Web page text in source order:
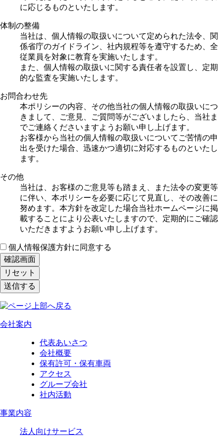
に応じるものといたします。
体制の整備
当社は、個人情報の取扱いについて定められた法令、関
係省庁のガイドライン、社内規程等を遵守するため、全
従業員を対象に教育を実施いたします。
また、個人情報の取扱いに関する責任者を設置し、定期
的な監査を実施いたします。
お問合わせ先
本ポリシーの内容、その他当社の個人情報の取扱いにつ
きまして、ご意見、ご質問等がございましたら、当社ま
でご連絡くださいますようお願い申し上げます。
お客様から当社の個人情報の取扱いについてご苦情の申
出を受けた場合、迅速かつ適切に対応するものといたし
ます。
その他
当社は、お客様のご意見等も踏まえ、また法令の変更等
に伴い、本ポリシーを必要に応じて見直し、その改善に
努めます。本方針を改定した場合当社ホームページに掲
載することにより公表いたしますので、定期的にご確認
いただきますようお願い申し上げます。
個人情報保護方針に同意する
会社案内
代表あいさつ
会社概要
保有許可・保有車両
アクセス
グループ会社
社内活動
事業内容
法人向けサービス